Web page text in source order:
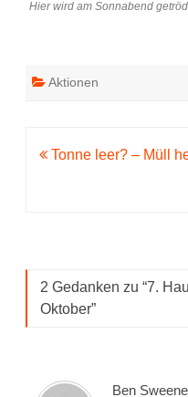
Hier wird am Sonnabend
Aktionen
Beitragsnavigation
Tonne leer? – Müll
2 Gedanken zu “7.
Oktober”
Ben